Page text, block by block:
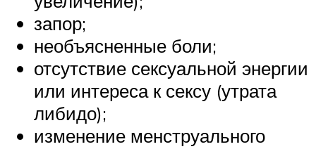
запор;
необъясненные боли;
отсутствие сексуальной энергии
или интереса к сексу (утрата
либидо);
изменение менструального